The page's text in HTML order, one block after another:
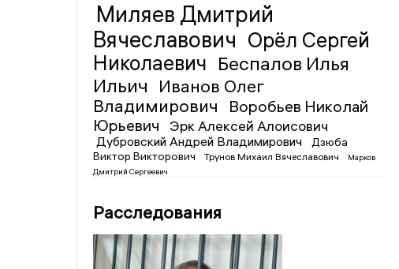
Миляев Дмитрий
Вячеславович Орёл Сергей
Николаевич Беспалов Илья
Ильич
Иванов Олег
Владимирович
Воробьев Николай
Юрьевич
Эрк Алексей Алоисович
Дубровский Андрей Владимирович
Дзюба
Виктор Викторович
Трунов Михаил Вячеславович
Марков
Дмитрий Сергеевич
Расследования